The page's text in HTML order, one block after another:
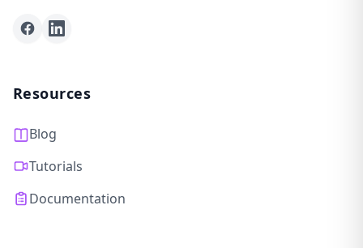
Resources
Blog
Tutorials
Documentation